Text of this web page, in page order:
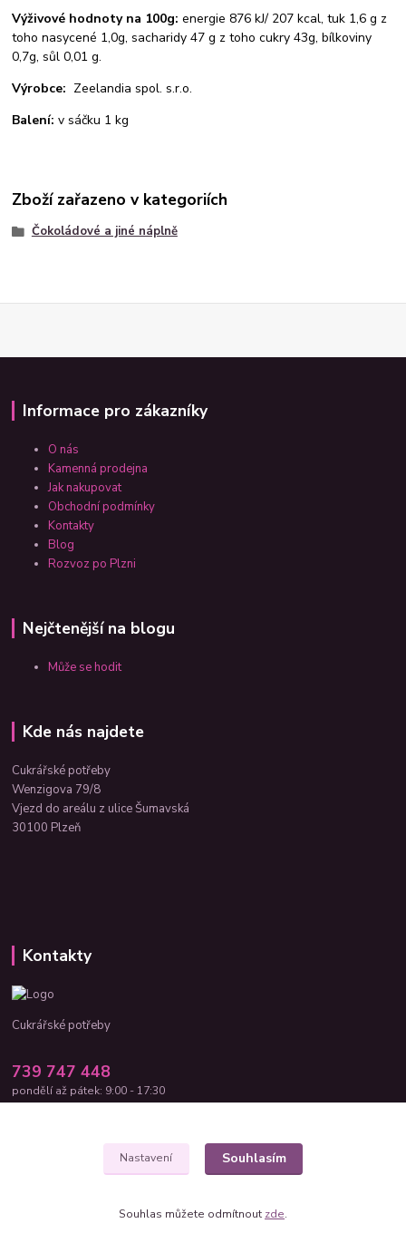
Výživové hodnoty na 100g: energie 876 kJ/ 207 kcal, tuk 1,6 g z
toho nasycené 1,0g, sacharidy 47 g z toho cukry 43g, bílkoviny
0,7g, sůl 0,01 g.
Výrobce: Zeelandia spol. s.r.o.
Balení: v sáčku 1 kg
Zboží zařazeno v kategoriích
Čokoládové a jiné náplně
Informace pro zákazníky
O nás
Kamenná prodejna
Jak nakupovat
Obchodní podmínky
Kontakty
Blog
Rozvoz po Plzni
Nejčtenější na blogu
Může se hodit
Kde nás najdete
Cukrářské potřeby
Wenzigova 79/8
Vjezd do areálu z ulice Šumavská
30100 Plzeň
Kontakty
Cukrářské potřeby
739 747 448
pondělí až pátek: 9:00 - 17:30
Nastavení Souhlasím
Souhlas můžete odmítnout zde.